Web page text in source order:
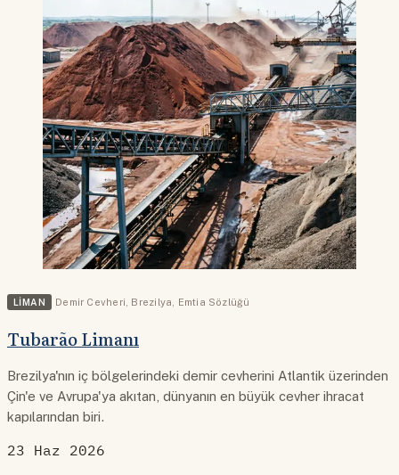
LIMAN Demir Cevheri Brezilya Emtia Sözlüğü
Tubarão Limanı
Brezilya'nın iç bölgelerindeki demir cevherini Atlantik üzerinden
Çin'e ve Avrupa'ya akıtan, dünyanın en büyük cevher ihracat
kapılarından biri.
23 Haz 2026